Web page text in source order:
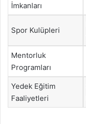
İmkanları
Spor Kulüpleri
Mentorluk
Programları
Yedek Eğitim
Faaliyetleri